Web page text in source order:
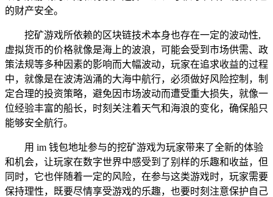
的财产安全。
挖矿游戏所依赖的区块链技术本身也存在一定的波动性,
虚拟货币的价格就像是海上的波浪，可能会受到市场供需、政
策法规等多种因素的影响而大幅波动，玩家在追求收益的过程
中，就像是在波涛汹涌的大海中航行，必须做好风险控制，制
定合理的投资策略，避免因市场波动而遭受重大损失，就像一
位经验丰富的船长，时刻关注着天气和海浪的变化，确保船只
能够安全航行。
用 im 钱包地址参与的挖矿游戏为玩家带来了全新的体验
和机会，让玩家在数字世界中感受到了别样的乐趣和收益，但
同时，它也伴随着一定的风险，在参与这类游戏时，玩家需要
保持理性，既要尽情享受游戏的乐趣，也要时刻注意保护自己